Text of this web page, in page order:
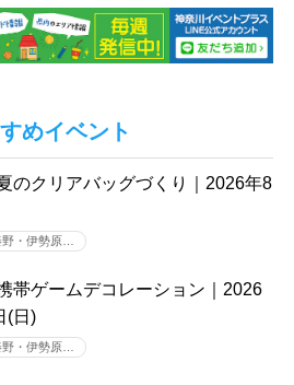
めイベント
のクリアバッグづくり｜2026年8
野・伊勢原…
帯ゲームデコレーション｜2026
(日)
野・伊勢原…